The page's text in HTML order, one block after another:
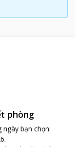
phòng
bạn chọn:
.